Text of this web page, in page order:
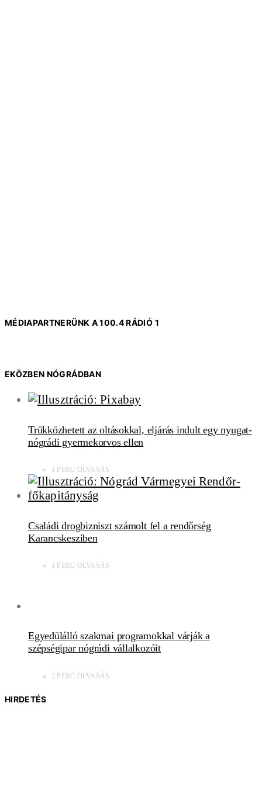
MÉDIAPARTNERÜNK A 100.4 RÁDIÓ 1
EKÖZBEN NÓGRÁDBAN
Trükközhetett az oltásokkal, eljárás indult egy nyugat-
nógrádi gyermekorvos ellen
1 PERC OLVASÁS
Családi drogbizniszt számolt fel a rendőrség
Karancskesziben
1 PERC OLVASÁS
Egyedülálló szakmai programokkal várják a
szépségipar nógrádi vállalkozóit
2 PERC OLVASÁS
HIRDETÉS